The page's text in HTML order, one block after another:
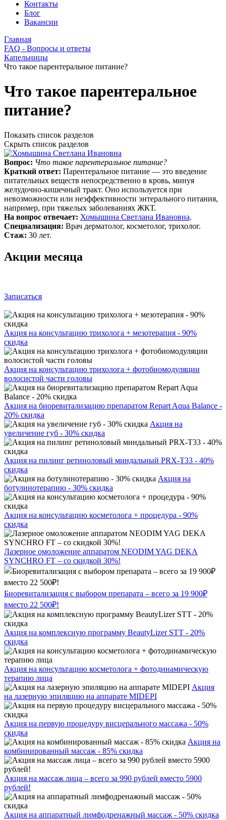
Контакты
Блог
Вакансии
Главная
FAQ - Вопросы и ответы
Капельницы
Что такое парентеральное питание?
Что такое парентеральное
питание?
Показать список разделов
Скрыть список разделов
Вопрос: Что такое парентеральное питание?
Краткий ответ: Парентеральное питание — это введение
питательных веществ непосредственно в кровь, минуя
желудочно-кишечный тракт. Оно используется при
невозможности или неэффективности энтерального питания,
например, при тяжелых заболеваниях ЖКТ.
На вопрос отвечает: Хомышина Светлана Ивановна.
Специализация: Врач дерматолог, косметолог, трихолог.
Стаж: 30 лет.
Акции месяца
Записаться
Акция на консультацию трихолога + мезотерапия - 90%
скидка
Акция на консультацию трихолога + фотобиомодуляции
волосистой части головы
Акция на биоревитализацию препаратом Repart Aqua Balance -
20% скидка
Акция на
увеличение губ - 30% скидка
Акция на пилинг ретиноловый миндальный PRX-T33 - 40%
скидка
Акция на
ботулинотерапию - 30% скидка
Акция на консультацию косметолога + процедура - 90%
скидка
Лазерное омоложение аппаратом NEODIM YAG DEKA
SYNCHRO FT – со скидкой 30%!
Биоревитализация с выбором препарата – всего за 19 900₽
вместо 22 500₽!
Акция на комплексную программу BeautyLizer STT - 20%
скидка
Акция на консультацию косметолога + фотодинамическую
терапию лица
Акция
на лазерную эпиляцию на аппарате MIDEPI
Акция на первую процедуру висцерального массажа - 50%
скидка
Акция на
комбинированный массаж - 85% скидка
Акция на массаж лица – всего за 990 рублей вместо 5900
рублей!
Акция на аппаратный лимфодренажный массаж - 50% скидка